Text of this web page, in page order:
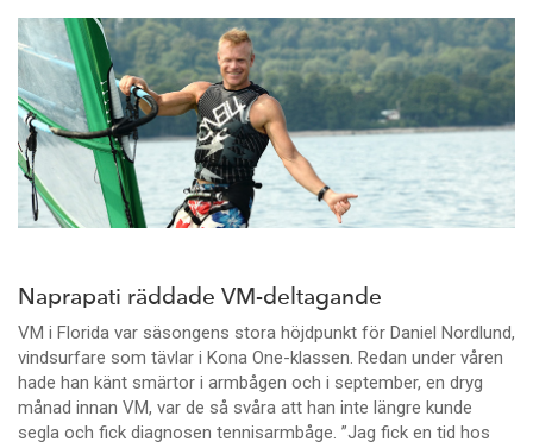
Naprapati räddade VM-deltagande
VM i Florida var säsongens stora höjdpunkt för Daniel Nordlund,
vindsurfare som tävlar i Kona One-klassen. Redan under våren
hade han känt smärtor i armbågen och i september, en dryg
månad innan VM, var de så svåra att han inte längre kunde
segla och fick diagnosen tennisarmbåge. ”Jag fick en tid hos